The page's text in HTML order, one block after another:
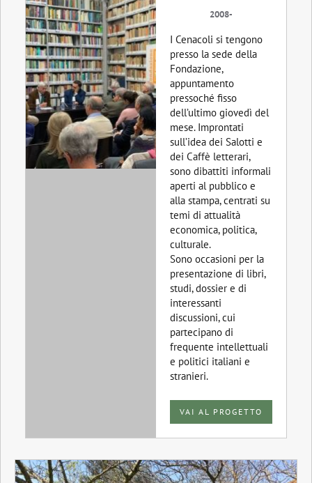
2008-
I Cenacoli si tengono
presso la sede della
Fondazione,
appuntamento
pressoché fisso
dell’ultimo giovedì del
mese. Improntati
sull’idea dei Salotti e
dei Caffè letterari,
sono dibattiti informali
aperti al pubblico e
alla stampa, centrati su
temi di attualità
economica, politica,
culturale.
Sono occasioni per la
presentazione di libri,
studi, dossier e di
interessanti
discussioni, cui
partecipano di
frequente intellettuali
e politici italiani e
stranieri.
VAI AL PROGETTO